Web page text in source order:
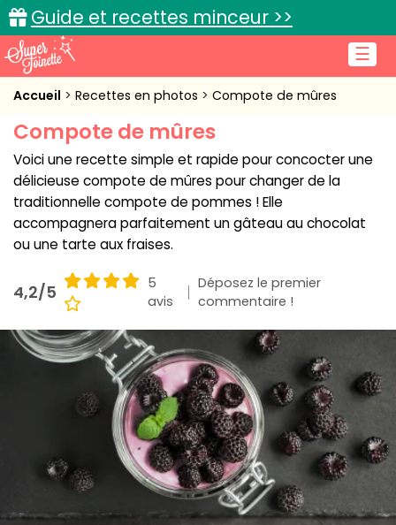
☰
Guide et recettes minceur >>
Accueil
Recettes de cuisine
Cuisine pratique
L'actu cuisine
Connexion
Accueil Recettes en photos Compote de mûres
Compote de mûres
Voici une recette simple et rapide pour concocter une
délicieuse compote de mûres pour changer de la
traditionnelle compote de pommes ! Elle
accompagnera parfaitement un gâteau au chocolat
ou une tarte aux fraises.
4,2/5
5
avis
Déposez le premier
commentaire !